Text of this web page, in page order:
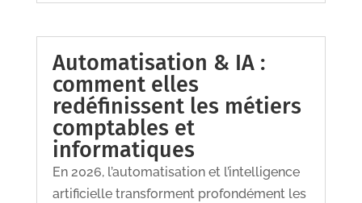
Automatisation & IA :
comment elles
redéfinissent les métiers
comptables et
informatiques
En 2026, l’automatisation et l’intelligence
artificielle transforment profondément les